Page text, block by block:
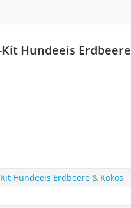
Hundeeis Erdbeere
Hundeeis Erdbeere & Kokos